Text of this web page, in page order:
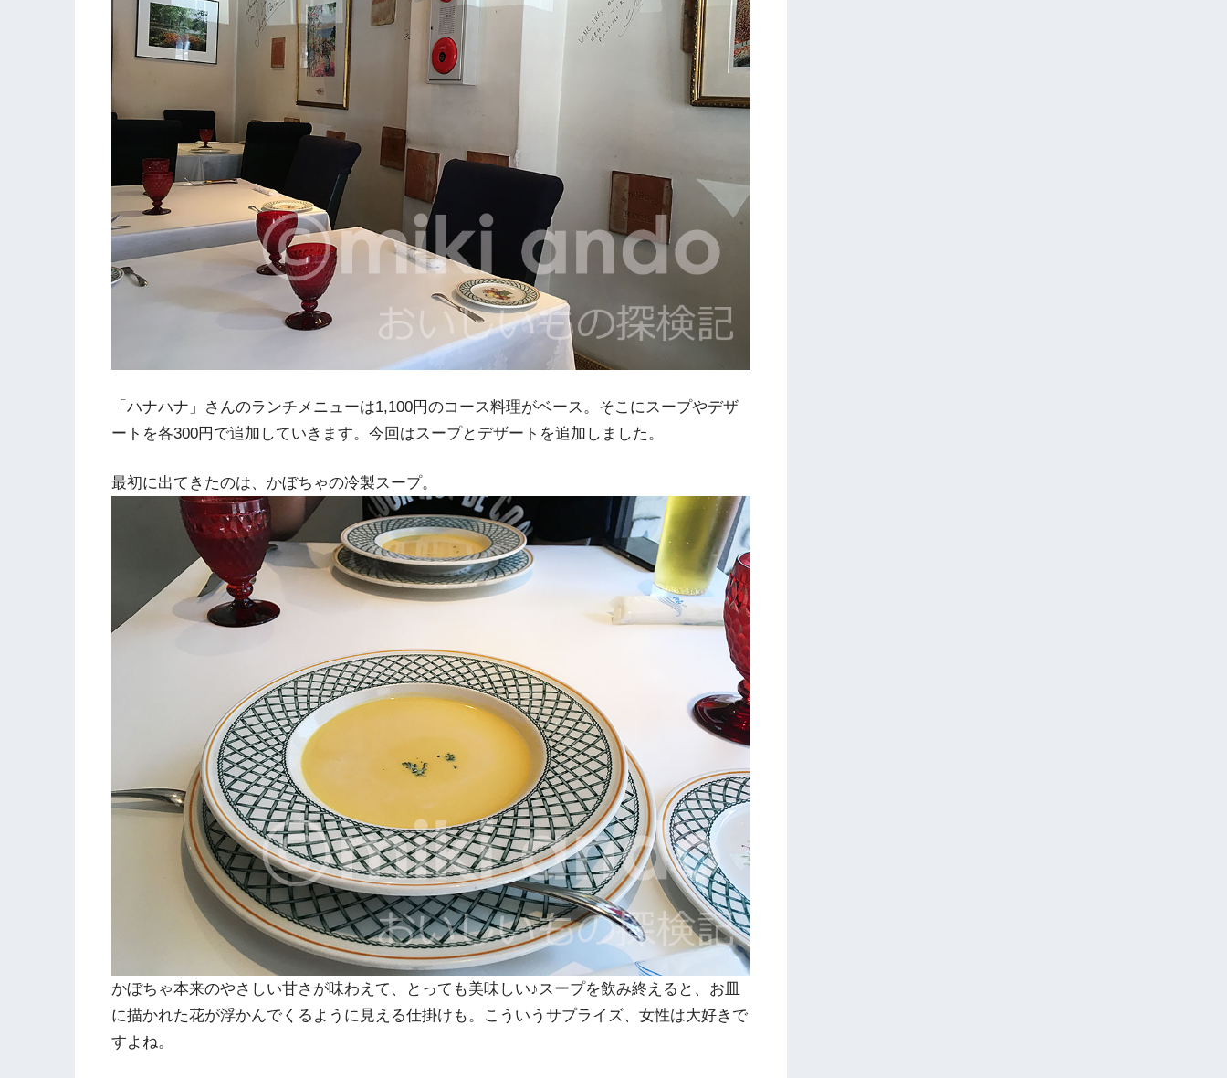
「ハナハナ」さんのランチメニューは1,100円のコース料理がベース。そこにスープやデザ
ートを各300円で追加していきます。今回はスープとデザートを追加しました。
最初に出てきたのは、かぼちゃの冷製スープ。
かぼちゃ本来のやさしい甘さが味わえて、とっても美味しい♪スープを飲み終えると、お皿
に描かれた花が浮かんでくるように見える仕掛けも。こういうサプライズ、女性は大好きで
すよね。